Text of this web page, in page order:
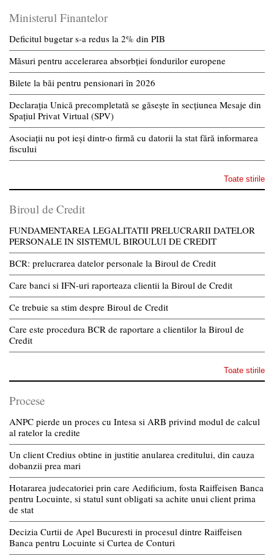
Ministerul Finantelor
Deficitul bugetar s-a redus la 2% din PIB
Măsuri pentru accelerarea absorbției fondurilor europene
Bilete la băi pentru pensionari în 2026
Declarația Unică precompletată se găsește în secțiunea Mesaje din
Spațiul Privat Virtual (SPV)
Asociații nu pot ieși dintr-o firmă cu datorii la stat fără informarea
fiscului
Toate stirile
Biroul de Credit
FUNDAMENTAREA LEGALITATII PRELUCRARII DATELOR
PERSONALE IN SISTEMUL BIROULUI DE CREDIT
BCR: prelucrarea datelor personale la Biroul de Credit
Care banci si IFN-uri raporteaza clientii la Biroul de Credit
Ce trebuie sa stim despre Biroul de Credit
Care este procedura BCR de raportare a clientilor la Biroul de
Credit
Toate stirile
Procese
ANPC pierde un proces cu Intesa si ARB privind modul de calcul
al ratelor la credite
Un client Credius obtine in justitie anularea creditului, din cauza
dobanzii prea mari
Hotararea judecatoriei prin care Aedificium, fosta Raiffeisen Banca
pentru Locuinte, si statul sunt obligati sa achite unui client prima
de stat
Decizia Curtii de Apel Bucuresti in procesul dintre Raiffeisen
Banca pentru Locuinte si Curtea de Conturi